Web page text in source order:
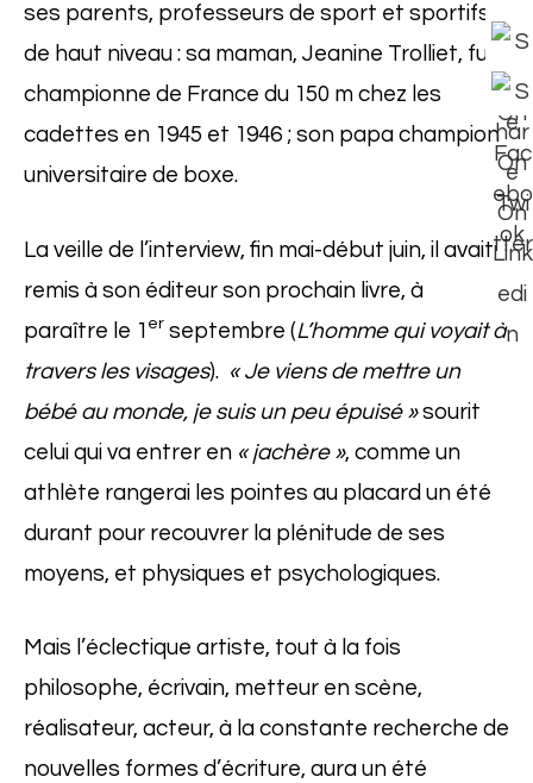
ses parents, professeurs de sport et sportifs
de haut niveau : sa maman, Jeanine Trolliet, fut
championne de France du 150 m chez les
cadettes en 1945 et 1946 ; son papa champion
universitaire de boxe.
La veille de l’interview, fin mai-début juin, il avait
remis à son éditeur son prochain livre, à
paraître le 1 er septembre (L’homme qui voyait à
travers les visages). « Je viens de mettre un
bébé au monde, je suis un peu épuisé »sourit
celui qui va entrer en « jachère », comme un
athlète rangerai les pointes au placard un été
durant pour recouvrer la plénitude de ses
moyens, et physiques et psychologiques.
Mais l’éclectique artiste, tout à la fois
philosophe, écrivain, metteur en scène,
réalisateur, acteur, à la constante recherche de
nouvelles formes d’écriture, aura un été